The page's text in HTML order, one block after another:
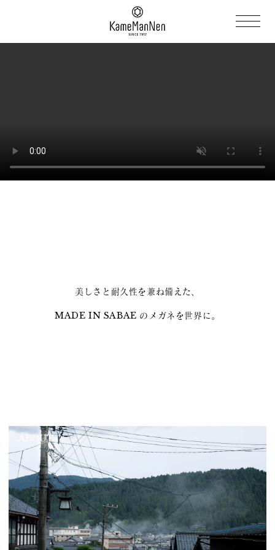
美しさと耐久性を兼ね備えた、
MADE IN SABAE のメガネを世界に。
ABOUT